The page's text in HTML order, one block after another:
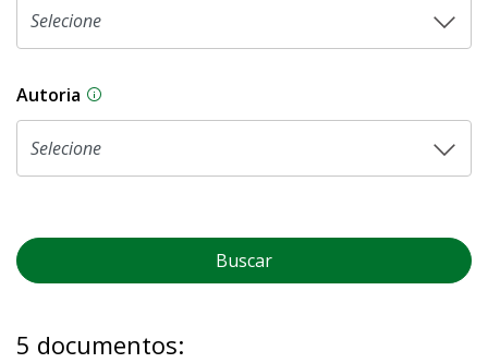
Autoria As proposições legislativas na CLDF podem
Buscar
5 documentos: